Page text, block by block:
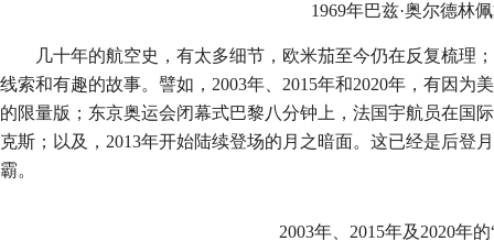
1969年巴兹·奥尔德林
几十年的航空史，有太多细节，欧米茄至今仍在反复梳理
线索和有趣的故事。譬如，2003年、2015年和2020年，有因为
的限量版；东京奥运会闭幕式巴黎八分钟上，法国宇航员在国
克斯；以及，2013年开始陆续登场的月之暗面。这已经是后登
霸。
2003年、2015年及2020年